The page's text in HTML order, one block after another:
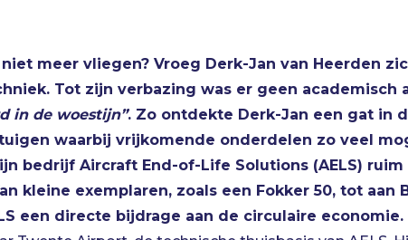
meer vliegen? Vroeg Derk-Jan van Heerden
Tot zijn verbazing was er geen academisch
in de woestijn”. Zo ontdekte Derk-Jan een gat in
waarbij vrijkomende onderdelen zo veel
bedrijf Aircraft End-of-Life Solutions (AELS)
kleine exemplaren, zoals een Fokker 50, tot aan
een directe bijdrage aan de circulaire economie.